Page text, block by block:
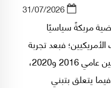
31/07/2026
مربكةً سياسيًا
فبعد تجربة
حكم دونالد ترامب الأولى بين عامي 2016 و2020،
يتعلق بتبني